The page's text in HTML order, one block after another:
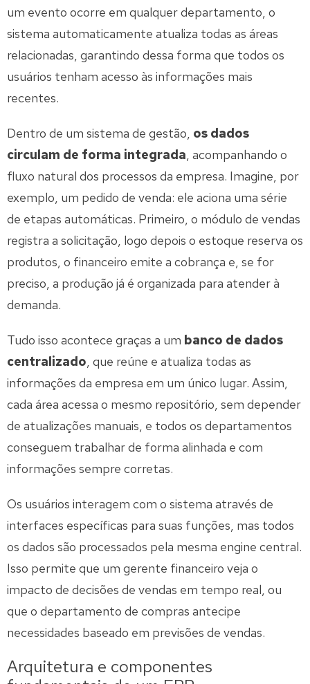
um evento ocorre em qualquer departamento, o
sistema automaticamente atualiza todas as áreas
relacionadas, garantindo dessa forma que todos os
usuários tenham acesso às informações mais
recentes.
Dentro de um sistema de gestão, os dados
circulam de forma integrada , acompanhando o
fluxo natural dos processos da empresa. Imagine, por
exemplo, um pedido de venda: ele aciona uma série
de etapas automáticas. Primeiro, o módulo de vendas
registra a solicitação, logo depois o estoque reserva os
produtos, o financeiro emite a cobrança e, se for
preciso, a produção já é organizada para atender à
demanda.
Tudo isso acontece graças a um banco de dados
centralizado , que reúne e atualiza todas as
informações da empresa em um único lugar. Assim,
cada área acessa o mesmo repositório, sem depender
de atualizações manuais, e todos os departamentos
conseguem trabalhar de forma alinhada e com
informações sempre corretas.
Os usuários interagem com o sistema através de
interfaces específicas para suas funções, mas todos
os dados são processados pela mesma engine central.
Isso permite que um gerente financeiro veja o
impacto de decisões de vendas em tempo real, ou
que o departamento de compras antecipe
necessidades baseado em previsões de vendas.
Arquitetura e componentes